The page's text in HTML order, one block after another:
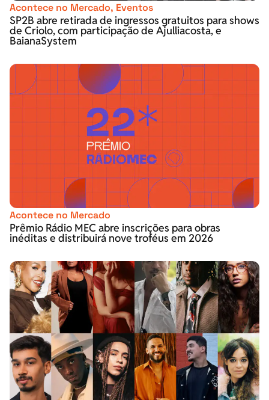
Acontece no Mercado, Eventos
SP2B abre retirada de ingressos gratuitos para shows
de Criolo, com participação de Ajulliacosta, e
BaianaSystem
Acontece no Mercado
Prêmio Rádio MEC abre inscrições para obras
inéditas e distribuirá nove troféus em 2026